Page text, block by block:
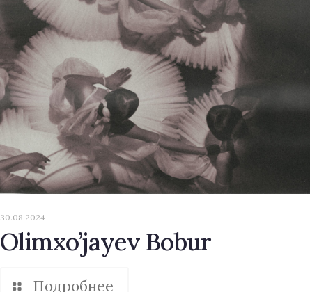
30.08.2024
Olimxo’jayev Bobur
Подробнее